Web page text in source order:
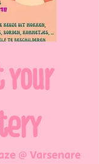
your
@ Varsenare